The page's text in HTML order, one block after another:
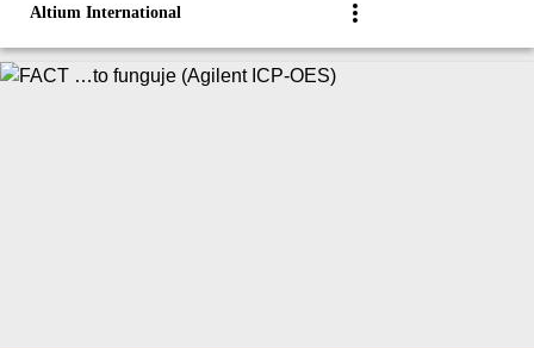
Altium International